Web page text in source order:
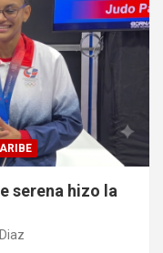
serena hizo la